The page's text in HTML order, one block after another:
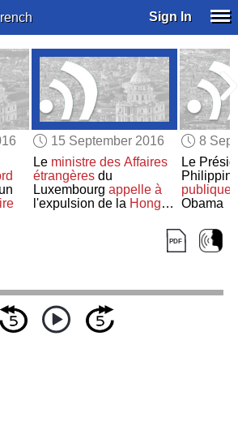
Sign In
un
15 September 2016
Le ministre des Affaires
étrangèresdu
Luxembourg appelle à
l'expulsion de la Hongrie
8
Le
Obama